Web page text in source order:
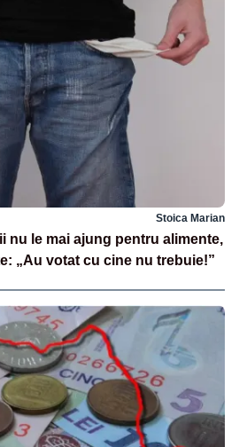
Stoica Marian
nu le mai ajung pentru alimente,
„Au votat cu cine nu trebuie!”